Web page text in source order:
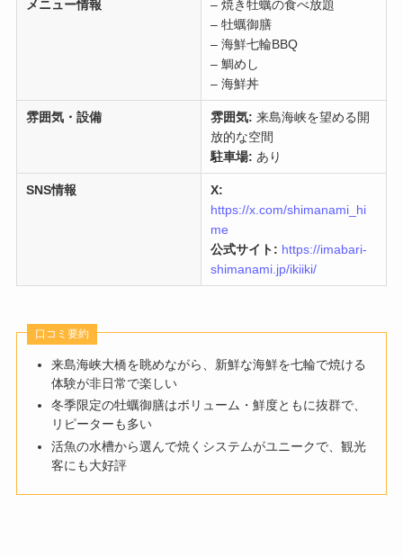
メニュー情報
– 焼き牡蠣の食べ放題
– 牡蠣御膳
– 海鮮七輪BBQ
– 鯛めし
– 海鮮丼
雰囲気・設備 雰囲気: 来島海峡を望める開
放的な空間
駐車場: あり
SNS情報
X:
https://x.com/shimanami_hi
me
公式サイト: https://imabari-
shimanami.jp/ikiiki/
口コミ要約
来島海峡大橋を眺めながら、新鮮な海鮮を七輪で焼ける
体験が非日常で楽しい
冬季限定の牡蠣御膳はボリューム・鮮度ともに抜群で、
リピーターも多い
活魚の水槽から選んで焼くシステムがユニークで、観光
客にも大好評